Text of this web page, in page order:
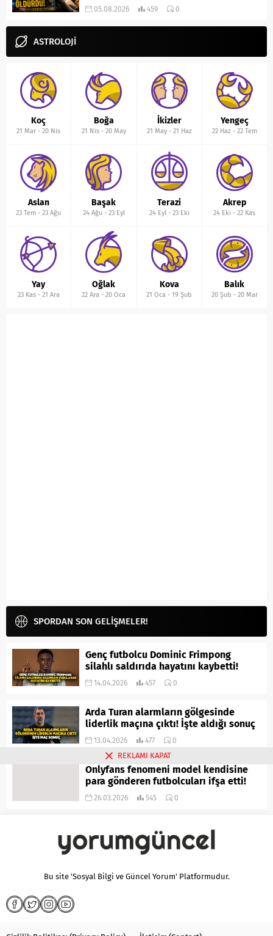
05.08.2026 459 0
ASTROLOJİ
Koç
21 Mar -20 Nis
Boğa
21 Nis- 20 May
İkizler
21 May- 21 Haz
Yengeç
22 Haz- 22 Tem
Aslan
23 Tem -23 Ağu
Başak
24 Ağu- 23 Eyl
Terazi
24 Eyl - 23 Eki
Akrep
24 Eki -22 Kas
Yay
23 Kas- 21 Ara
Oğlak
22 Ara -20 Oca
Kova
21 Oca -19 Şub
Balık
20 Şub - 20 Mar
SPORDAN SON GELİŞMELER!
Genç futbolcu Dominic Frimpong
silahlı saldırıda hayatını kaybetti!
14.04.2026 457 0
Arda Turan alarmların gölgesinde
liderlik maçına çıktı! İşte aldığı sonuç
13.04.2026 477 0
Onlyfans fenomeni model kendisine
para gönderen futbolcuları ifşa etti!
26.03.2026 545 0
Bu site 'Sosyal Bilgi ve Güncel Yorum' Platformudur.
REKLAMI KAPAT